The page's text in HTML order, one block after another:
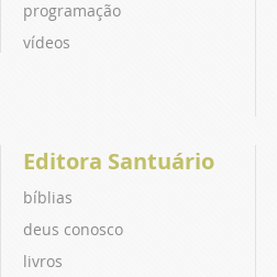
programação
vídeos
Editora Santuário
bíblias
deus conosco
livros